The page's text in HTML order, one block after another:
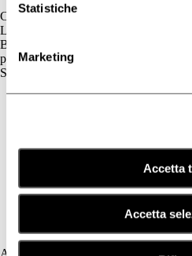
Statistiche
Marketing
Accetta
Accetta
Contatti
L'azienda
BIOGENA è un’azienda cosmetica
principalmente al benessere della pelle.
Skincare
Fotoprotezione Dedicata
Psoriasi
Secchezza Cutanea
Assistenza